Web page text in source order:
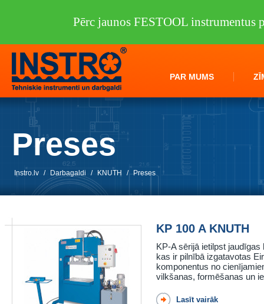
PAR MUMS
Preses
Instro.lv / Darbagaldi / KNUTH / Preses
KP 100 A KNUTH
KP-A sērijā ietilpst
kas ir pilnībā izgatavotas
komponentus no
vilkšanas, formēšanas un
Lasīt vairāk
Pērc jaunos FESTOOL instrumentus